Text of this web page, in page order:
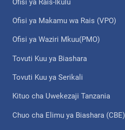
Ofisi ya Makamu wa Rais (VPO)
Ofisi ya Waziri Mkuu(PMO)
Tovuti Kuu ya Biashara
Tovuti Kuu ya Serikali
Kituo cha Uwekezaji Tanzania
Chuo cha Elimu ya Biashara (CBE)